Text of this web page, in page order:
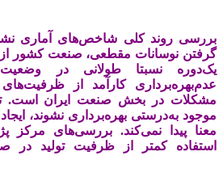
بررسی‌‌‌ روند کلی‌‌‌ شاخص‌‌‌های‌‌‌ آماری‌‌‌
یک‌‌‌دوره نسبتا طولانی‌‌‌ در
عدم‌بهره‌برداری‌‌‌ کارآمد از
مشکلات در بخش‌‌‌ صنعت‌‌‌ ایران است‌‌‌.
موجود به‌‌‌درستی‌‌‌ بهره‌‌‌برداری‌‌‌ نشوند،
معنا پیدا نمی‌‌‌کند. بررسی‌‌‌های مرکز
استفاده کمتر از ظرفیت‌‌‌ تولید در